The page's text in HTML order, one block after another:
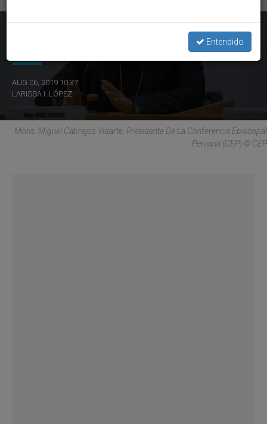
AUG 06, 2019 10:37
LARISSA I. LÓPEZ
Mons. Miguel Cabrejos Vidarte, Presidente De La Conferencia Episcopal
Peruana (CEP) © CEP
Entendido